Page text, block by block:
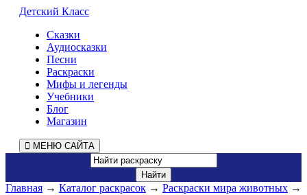
Детский Класс
Сказки
Аудиосказки
Песни
Раскраски
Мифы и легенды
Учебники
Блог
Магазин
МЕНЮ САЙТА
Главная → Каталог раскрасок → Раскраски мира животных →